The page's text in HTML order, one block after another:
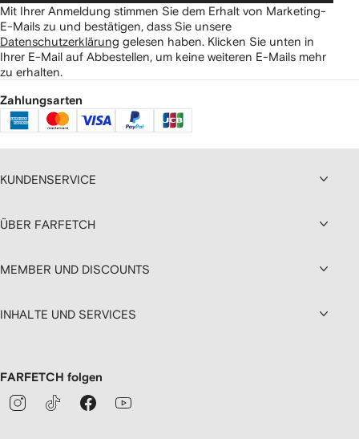
Mit Ihrer Anmeldung stimmen Sie dem Erhalt von Marketing-
E-Mails zu und bestätigen, dass Sie unsere
Datenschutzerklärung gelesen haben. Klicken Sie unten in
Ihrer E-Mail auf Abbestellen, um keine weiteren E-Mails mehr
zu erhalten.
Zahlungsarten
KUNDENSERVICE
ÜBER FARFETCH
MEMBER UND DISCOUNTS
INHALTE UND SERVICES
FARFETCH folgen